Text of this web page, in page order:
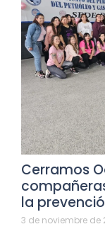
Cerramos
la
3 de noviembre de